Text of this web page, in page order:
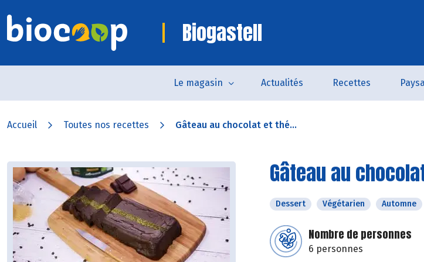
Biogastell
Le magasin Actualités Recettes
Accueil Toutes nos recettes Gâteau au chocolat et thé...
Gâteau au
Dessert Végétarien Automne
Nombre de personnes
6 personnes